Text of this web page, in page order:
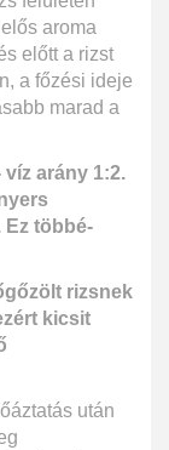
aroma
előtt a rizst
a főzési ideje
marad a
víz arány 1:2.
Ez többé-
rizsnek
kicsit
után